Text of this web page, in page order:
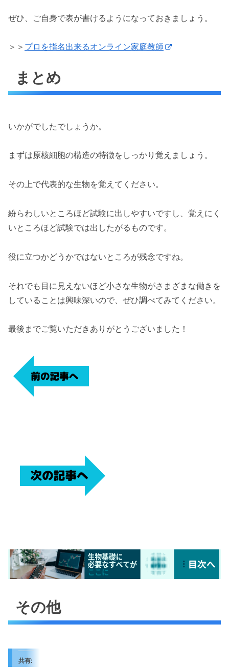
ぜひ、ご自身で表が書けるようになっておきましょう。
＞＞ プロを指名出来るオンライン家庭教師
まとめ
いかがでしたでしょうか。
まずは原核細胞の構造の特徴をしっかり覚えましょう。
その上で代表的な生物を覚えてください。
紛らわしいところほど試験に出しやすいですし、覚えにく
いところほど試験では出したがるものです。
役に立つかどうかではないところが残念ですね。
それでも目に見えないほど小さな生物がさまざまな働きを
していることは興味深いので、ぜひ調べてみてください。
最後までご覧いただきありがとうございました！
その他
共有: